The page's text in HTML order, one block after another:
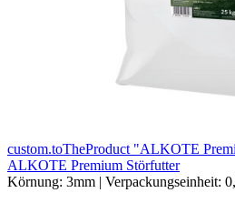
custom.toTheProduct "ALKOTE
ALKOTE Premium Störfutter
Körnung: 3mm | Verpackungseinheit: